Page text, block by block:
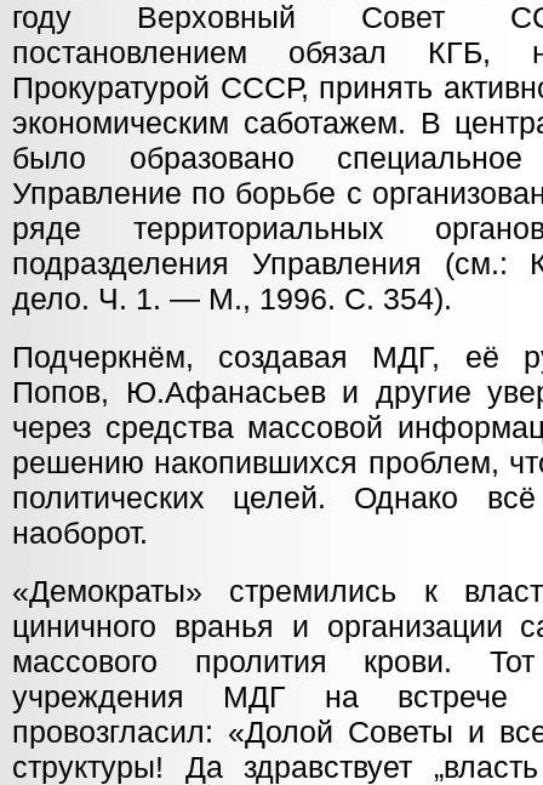
году Верховный Совет
постановлением обязал
Прокуратурой СССР, принять
экономическим саботажем. В
было образовано
Управление по борьбе с
ряде территориальных
подразделения Управления (см.:
дело. Ч. 1. — М., 1996. С. 354).
Подчеркнём, создавая МДГ, её
Попов, Ю.Афанасьев и другие
через средства массовой
решению накопившихся проблем,
политических целей. Однако
наоборот.
«Демократы» стремились к
циничного вранья и организации
массового пролития крови.
учреждения МДГ на встрече
провозгласил: «Долой Советы и
структуры! Да здравствует